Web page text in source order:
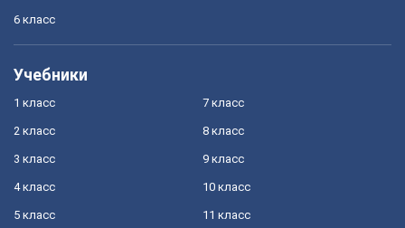
6 класс
Учебники
1 класс
2 класс
3 класс
4 класс
5 класс
7 класс
8 класс
9 класс
10 класс
11 класс